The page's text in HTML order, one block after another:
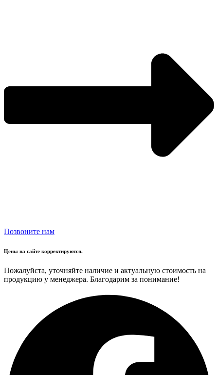
Позвоните нам
Цены на сайте корректируются.
Пожалуйста, уточняйте наличие и актуальную стоимость на
продукцию у менеджера. Благодарим за понимание!